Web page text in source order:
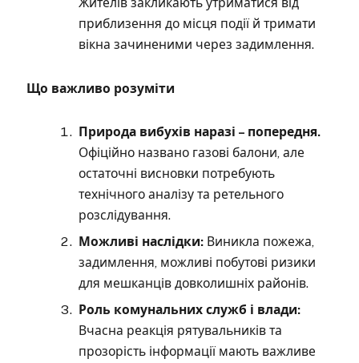
Жителів закликають утриматися від
приблизення до місця події й тримати
вікна зачиненими через задимлення.
Що важливо розуміти
Природа вибухів наразі – попередня.
Офіційно названо газові балони, але
остаточні висновки потребують
технічного аналізу та ретельного
розслідування.
Можливі наслідки: Виникла пожежа,
задимлення, можливі побутові ризики
для мешканців довколишніх районів.
Роль комунальних служб і влади:
Вчасна реакція рятувальників та
прозорість інформації мають важливе